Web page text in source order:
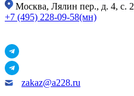
Москва, Лялин пер., д. 4, с. 2
+7 (495) 228-09-58(мн)
zakaz@a228.ru